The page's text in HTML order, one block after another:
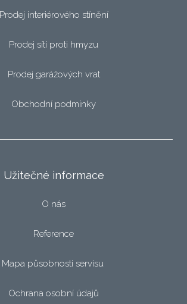
Prodej interiérového stínění
Prodej sítí proti hmyzu
Prodej garážových vrat
Obchodní podmínky
Užitečné informace
O nás
Reference
Mapa působnosti servisu
Ochrana osobní údajů